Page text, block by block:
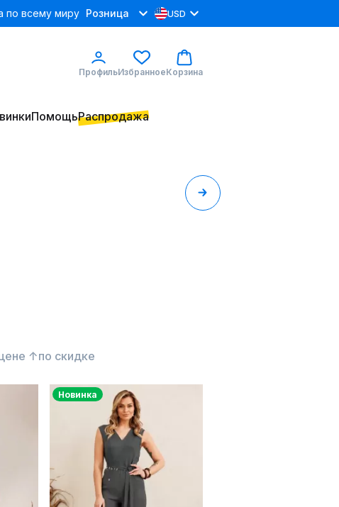
по всему миру Розница USD
ПрофильИзбранноеКорзина
ПомощьРаспродажа
↑по скидке
Новинка